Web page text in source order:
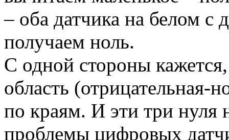
– оба датчика на белом с
получаем ноль.
С одной стороны
область (отрицательная-
по краям. И эти три нуля
проблемы цифровых